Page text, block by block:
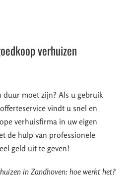
verhuizen
duur moet zijn? Als u gebruik
vindt u snel en
verhuisfirma in uw eigen
de hulp van professionele
geld uit te geven!
in Zandhoven: hoe werkt het?